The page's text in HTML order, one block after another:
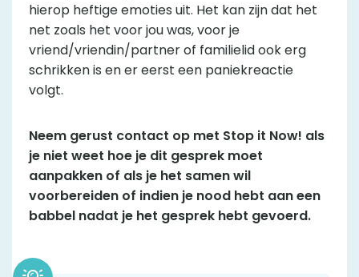
hierop heftige emoties uit. Het kan zijn dat het
net zoals het voor jou was, voor je
vriend/vriendin/partner of familielid ook erg
schrikken is en er eerst een paniekreactie
volgt.
Neem gerust contact op met Stop it Now! als
je niet weet hoe je dit gesprek moet
aanpakken of als je het samen wil
voorbereiden of indien je nood hebt aan een
babbel nadat je het gesprek hebt gevoerd.